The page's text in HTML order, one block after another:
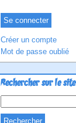
Créer un compte
Mot de passe oublié
Rechercher sur le site